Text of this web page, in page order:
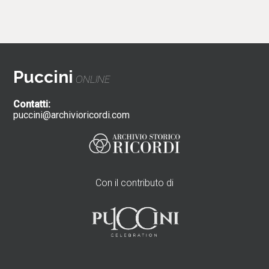
Puccini ONLINE
Contatti:
puccini@archivioricordi.com
Con il contributo di